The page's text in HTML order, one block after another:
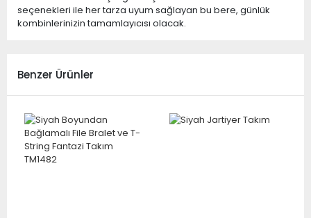
seçenekleri ile her tarza uyum sağlayan bu bere, günlük
kombinlerinizin tamamlayıcısı olacak.
Benzer Ürünler